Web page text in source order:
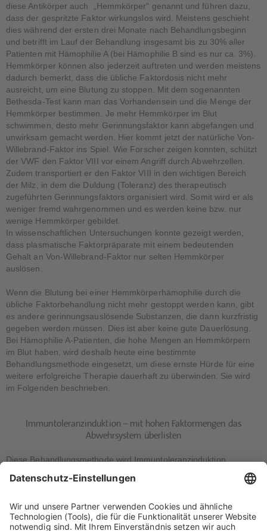
diese Antikörper auch „Hemmkörper“ genannt und führen dazu,
dass der gespritzte Faktor wirkungslos wird. Meistens geschieht
dies während der ersten drei Monate nach Behandlungsbeginn
und betrifft im Lauf der Behandlung insgesamt bis zu 30% aller
Patienten mit Hämophilie A (bei Hämophilie B sind es nur ca. 3%).
Hemmkörper können also jederzeit auftreten und werden meistens
dadurch bemerkt, dass die übliche Faktordosis nicht mehr
ausreicht, um eine Blutung zu stoppen. Mit dem sogenannten
Bethesda-Test kann man das Vorhandensein und die Menge der
Hemmkörper bestimmen. Je mehr Hemmkörper im Blut
schwimmen, desto mehr Gerinnungsfaktor kann abgefangen und
unwirksam gemacht werden. Hier kommt jetzt der natürliche Von-
Willebrand-Faktor ins Spiel. Wie Forscher zeigen konnten, schützt
der VWF den Faktor VIII vor einem Angriff durch Abwehrzellen.
Zudem transportiert er den Faktor VIII in den wichtigen Bereich
der Milz, in dem die Duldung (Toleranz) des therapeutisch
zugeführten Gerinnungsfaktors organisiert wird. Somit wird er als
weniger fremd wahrgenommen und es werden keine bzw. nur
wenige Hemmkörper gebildet.
In wissenschaftlichen Untersuchungen konnte gezeigt werden,
dass plasmatische Faktorpräparate mit einem bedeutenden
Gehalt an Von-Willebrand-Faktor nur selten Hemmkörper
auslösen.
Wenn die Blutung bei einer Hemmkörperhämophilie durch die
übliche Faktorbehandlung nicht mehr gestoppt werden kann, gibt
es andere gerinnungsauslösende Substanzen, die dann kurzfristig
gegeben werden müssen. Dies ist aber keine gute Dauerlösung.
Bei Hämophilie A-Patienten, die hohe Mengen an Hemmkörpern
im Blut haben, wird deshalb heute eine bestimmte
Behandlungsmethode eingesetzt, um diese ernste Hürde für eine
weitere erfolgreiche Therapie dauerhaft zu überwinden. Sie wird
im Folgenden beschrieben.
Immuntoleranzinduktion – mit hohen Faktormengen das
Abwehrsystem überlisten
Diese Behandlungsmethode wird Immuntoleranzinduktion
genannt, abgekürzt auch ITI. Sie soll dazu führen, dass sich das
körpereigene Abwehrsystem an die Therapie mit
mehr gebildet werden. Am Ende soll die Faktor-VIII-Therapie
wieder ganz normal durchgeführt werden können. Bis dahin